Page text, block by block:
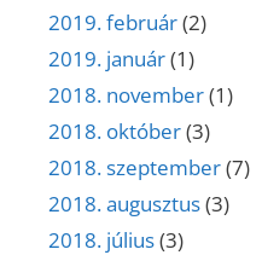
2019. február(2)
2019. január(1)
2018. november(1)
2018. október(3)
2018. szeptember(7)
2018. augusztus(3)
2018. július(3)